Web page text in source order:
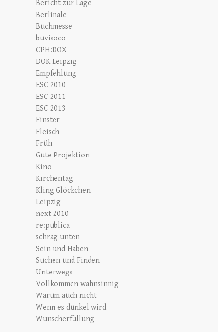
Bericht zur Lage
Berlinale
Buchmesse
buvisoco
CPH:DOX
DOK Leipzig
Empfehlung
ESC 2010
ESC 2011
ESC 2013
Finster
Fleisch
Früh
Gute Projektion
Kino
Kirchentag
Kling Glöckchen
Leipzig
next 2010
re:publica
schräg unten
Sein und Haben
Suchen und Finden
Unterwegs
Vollkommen wahnsinnig
Warum auch nicht
Wenn es dunkel wird
Wunscherfüllung